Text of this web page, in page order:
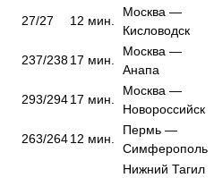
27/27 12 мин.
Москва —
Кисловодск
237/23817 мин.
Москва —
Анапа
293/29417 мин.
Москва —
Новороссийск
263/26412 мин.
Пермь —
Симферополь
Нижний Тагил